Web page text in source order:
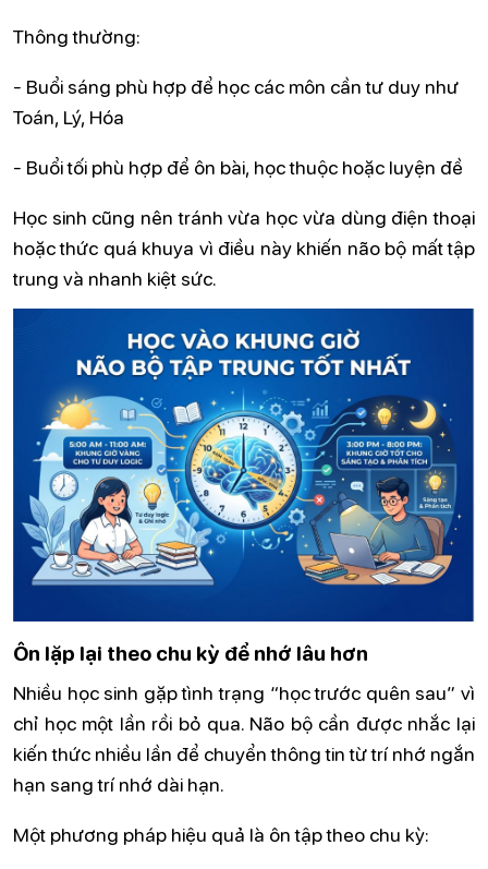
Thông thường:
- Buổi sáng phù hợp để học các môn cần tư duy như
Toán, Lý, Hóa
- Buổi tối phù hợp để ôn bài, học thuộc hoặc luyện đề
Học sinh cũng nên tránh vừa học vừa dùng điện thoại
hoặc thức quá khuya vì điều này khiến não bộ mất tập
trung và nhanh kiệt sức.
Ôn lặp lại theo chu kỳ để nhớ lâu hơn
Nhiều học sinh gặp tình trạng “học trước quên sau” vì
chỉ học một lần rồi bỏ qua. Não bộ cần được nhắc lại
kiến thức nhiều lần để chuyển thông tin từ trí nhớ ngắn
hạn sang trí nhớ dài hạn.
Một phương pháp hiệu quả là ôn tập theo chu kỳ: